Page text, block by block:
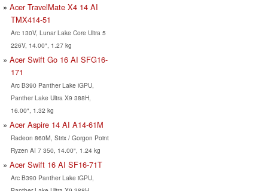
Acer TravelMate X4 14 AI
TMX414-51
Arc 130V, Lunar Lake Core Ultra 5
226V, 14.00", 1.27 kg
Acer Swift Go 16 AI SFG16-
171
Arc B390 Panther Lake iGPU,
Panther Lake Ultra X9 388H,
16.00", 1.32 kg
Acer Aspire 14 AI A14-61M
Radeon 860M, Strix / Gorgon Point
Ryzen AI 7 350, 14.00", 1.24 kg
Acer Swift 16 AI SF16-71T
Arc B390 Panther Lake iGPU,